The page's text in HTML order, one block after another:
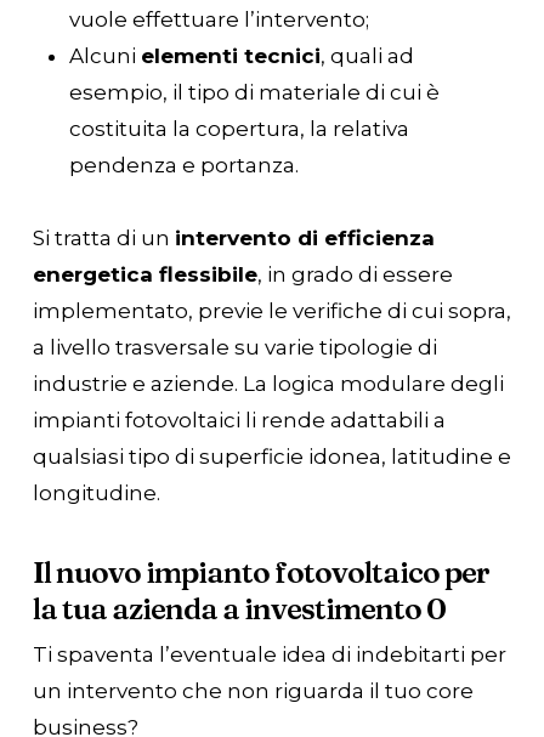
vuole effettuare l’intervento;
Alcuni elementi tecnici, quali ad
esempio, il tipo di materiale di cui è
costituita la copertura, la relativa
pendenza e portanza.
Si tratta di un intervento di efficienza
energetica flessibile, in grado di essere
implementato, previe le verifiche di cui sopra,
a livello trasversale su varie tipologie di
industrie e aziende. La logica modulare degli
impianti fotovoltaici li rende adattabili a
qualsiasi tipo di superficie idonea, latitudine e
longitudine.
Il nuovo impianto fotovoltaico per
la tua azienda a investimento 0
Ti spaventa l’eventuale idea di indebitarti per
un intervento che non riguarda il tuo core
business?